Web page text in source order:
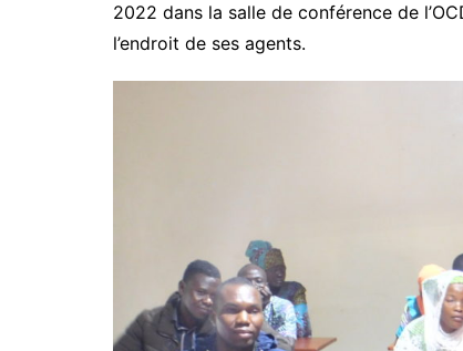
2022 dans la salle de conférence de
l’endroit de ses agents.